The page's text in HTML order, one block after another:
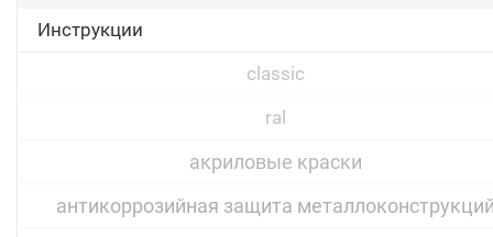
Инструкции
classic
ral
акриловые краски
антикоррозийная защита